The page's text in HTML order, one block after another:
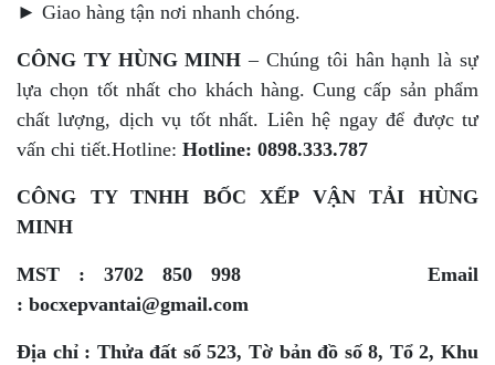
► Giao hàng tận nơi nhanh chóng.
CÔNG TY HÙNG MINH– Chúng tôi hân hạnh là sự
lựa chọn tốt nhất cho khách hàng. Cung cấp sản phẩm
chất lượng, dịch vụ tốt nhất. Liên hệ ngay để được tư
vấn chi tiết.Hotline: Hotline: 0898.333.787
CÔNG TY TNHH BỐC XẾP VẬN TẢI HÙNG
MINH
MST : 3702 850 998 Email
: bocxepvantai@gmail.com
Địa chỉ : Thửa đất số 523, Tờ bản đồ số 8, Tổ 2, Khu